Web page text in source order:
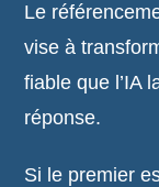
Le
vise à
fiable que l’IA
réponse.
Si le premier